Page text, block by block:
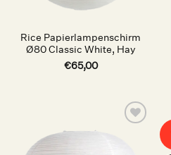
Rice Papierlampenschirm
Ø80 Classic White, Hay
€65,00